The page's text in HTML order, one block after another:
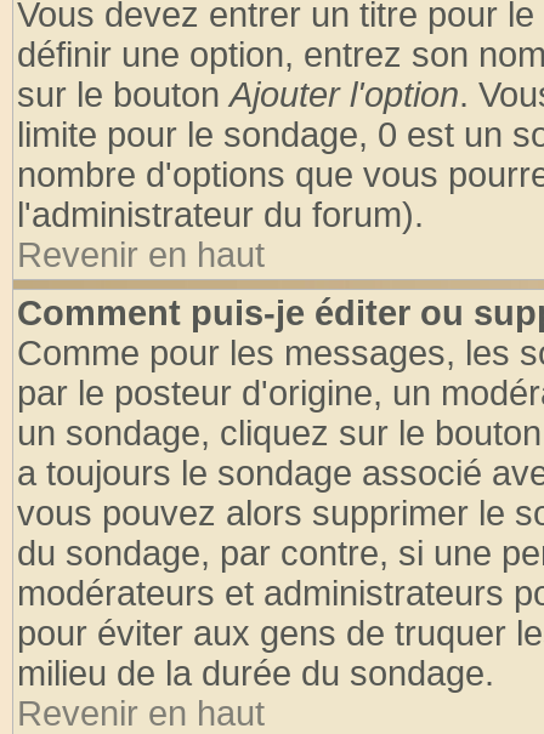
Vous devez entrer un titre pour
définir une option, entrez son
sur le boutonAjouter l'option.
limite pour le sondage, 0 est un
nombre d'options que vous
l'administrateur du forum).
Revenir en haut
Comment puis-je éditer ou
Comme pour les messages, les
par le posteur d'origine, un
un sondage, cliquez sur le
a toujours le sondage associé
vous pouvez alors supprimer le
du sondage, par contre, si une
modérateurs et administrateurs
pour éviter aux gens de truquer
milieu de la durée du sondage.
Revenir en haut